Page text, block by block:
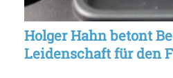
Holger Hahn betont
Leidenschaft für den